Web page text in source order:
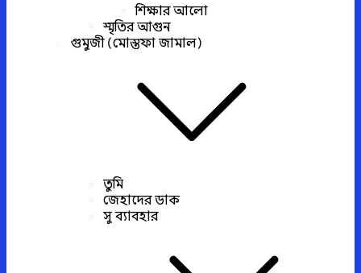
শিক্ষার আলো
স্মৃতির আগুন
গুমুজী (মোস্তফা জামাল)
তুমি
জেহাদের ডাক
সু ব্যাবহার